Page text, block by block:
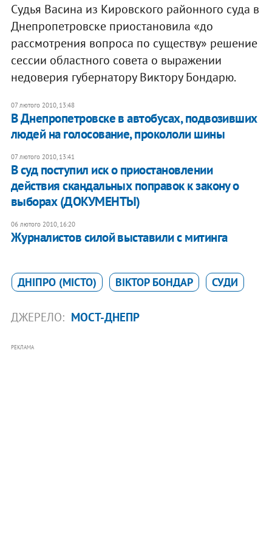
Судья Васина из Кировского районного суда в
Днепропетровске приостановила «до
рассмотрения вопроса по существу» решение
сессии областного совета о выражении
недоверия губернатору Виктору Бондарю.
07 лютого 2010, 13:48
В Днепропетровске в автобусах, подвозивших
людей на голосование, прокололи шины
07 лютого 2010, 13:41
В суд поступил иск о приостановлении
действия скандальных поправок к закону о
выборах (ДОКУМЕНТЫ)
06 лютого 2010, 16:20
Журналистов силой выставили с митинга
ДНІПРО (МІСТО) ВІКТОР БОНДАР СУДИ
ДЖЕРЕЛО: МОСТ-ДНЕПР
РЕКЛАМА